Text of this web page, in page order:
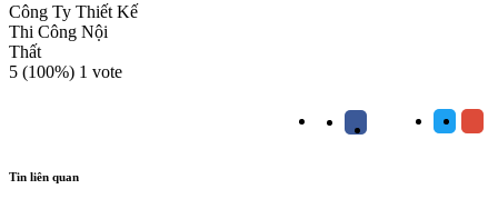
Công Ty Thiết Kế
Thi Công Nội
Thất
5 (100%) 1 vote
Tin liên quan